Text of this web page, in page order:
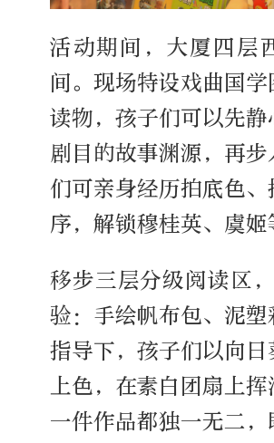
活动期间，大厦四
间。现场特设戏曲国
读物，孩子们可以先
剧目的故事渊源，再
们可亲身经历拍底色
序，解锁穆桂英、虞姬
移步三层分级阅读区
验：手绘帆布包、泥
指导下，孩子们以向
上色，在素白团扇上
一件作品都独一无二